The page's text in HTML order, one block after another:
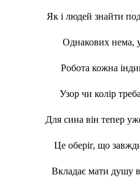
Як і людей знайти
Однакових нема,
Робота кожна
Узор чи колір
Для сина він тепер
Це оберіг, що
Вкладає мати душу